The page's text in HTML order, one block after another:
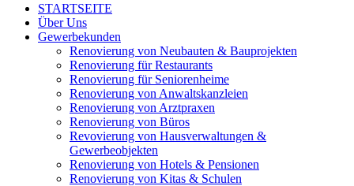
STARTSEITE
Über Uns
Gewerbekunden
Renovierung von Neubauten & Bauprojekten
Renovierung für Restaurants
Renovierung für Seniorenheime
Renovierung von Anwaltskanzleien
Renovierung von Arztpraxen
Renovierung von Büros
Revovierung von Hausverwaltungen &
Gewerbeobjekten
Renovierung von Hotels & Pensionen
Renovierung von Kitas & Schulen